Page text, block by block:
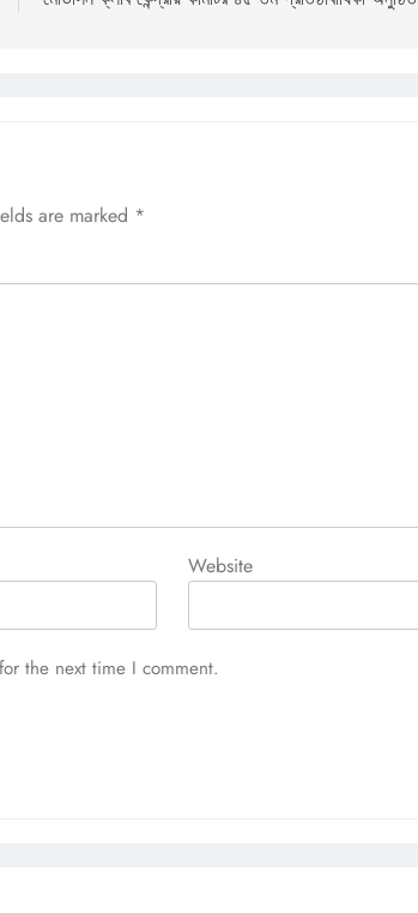
are marked *
Website
the next time I comment.